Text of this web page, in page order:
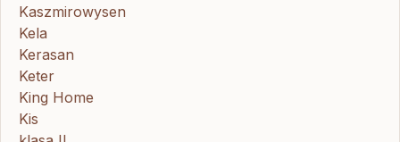
Kaszmirowysen
Kela
Kerasan
Keter
King Home
Kis